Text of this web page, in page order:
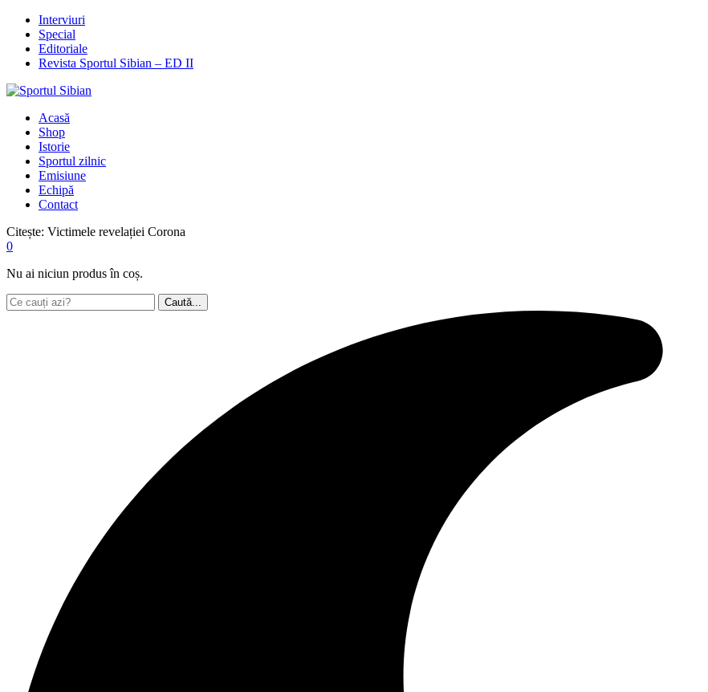
Interviuri
Special
Editoriale
Revista Sportul Sibian – ED II
Acasă
Shop
Istorie
Sportul zilnic
Emisiune
Echipă
Contact
Citește: Victimele revelației Corona
0
Nu ai niciun produs în coș.